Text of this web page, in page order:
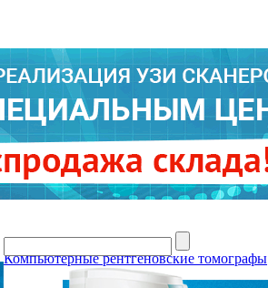
Компьютерные рентгеновские томографы